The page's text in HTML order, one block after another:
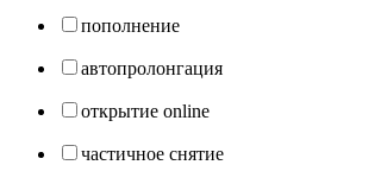
пополнение
автопролонгация
открытие online
частичное снятие